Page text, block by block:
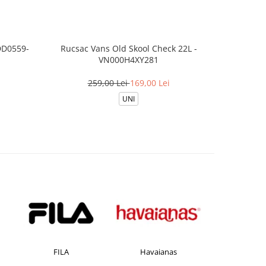
Rucsac Vans Old Skool Check 22L -
VN000H4XY281
259,00 Lei169,00 Lei
UNI
Havaianas JACK &JONES